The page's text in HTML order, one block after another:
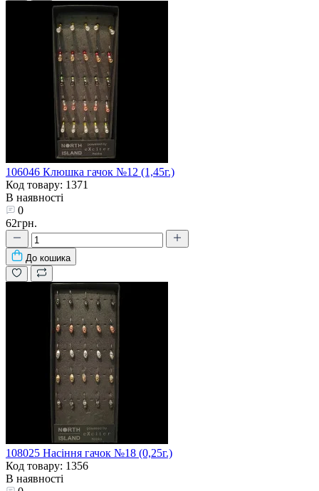
106046 Клюшка гачок №12 (1,45г.)
Код товару: 1371
В наявності
0
62грн.
До кошика
108025 Насіння гачок №18 (0,25г.)
Код товару: 1356
В наявності